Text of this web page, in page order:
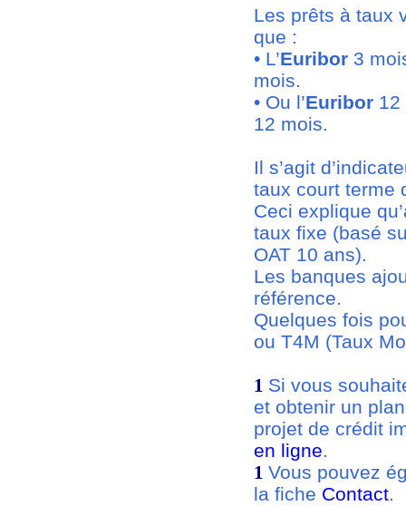
Les prêts à taux
que :
• L’Euribor 3
mois.
• Ou l’Euribor 12
12 mois.
Il s’agit
taux court terme
Ceci explique
taux fixe (basé
OAT 10 ans).
Les banques
référence.
Quelques fois
ou T4M (Taux
1 Si vous
et obtenir un
projet de crédit
en ligne.
1 Vous pouvez
la fiche Contact.